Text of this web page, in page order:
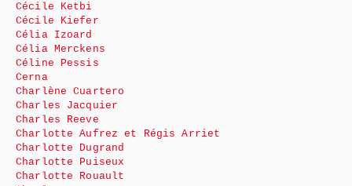
Cécile Ketbi
Cécile Kiefer
Célia Izoard
Célia Merckens
Céline Pessis
Cerna
Charlène Cuartero
Charles Jacquier
Charles Reeve
Charlotte Aufrez et Régis Arriet
Charlotte Dugrand
Charlotte Puiseux
Charlotte Rouault